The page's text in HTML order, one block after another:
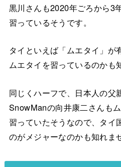
黒川さんも2020年ごろから3
習っているそうです。
タイといえば「ムエタイ」が
ムエタイを習っているのかも
同じくハーフで、日本人の父
SnowManの向井康二さんも
習っていたそうなので、タイ
のがメジャーなのかも知れま